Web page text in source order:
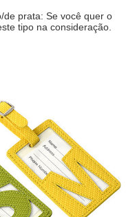
prata: Se você quer o
tipo na consideração.